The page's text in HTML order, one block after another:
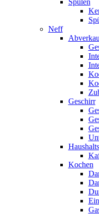
Spülen
Neff
Geschirr
Kochen